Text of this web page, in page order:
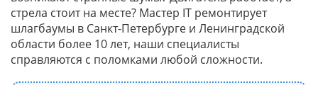
стрела стоит на месте? Мастер IT ремонтирует
шлагбаумы в Санкт-Петербурге и Ленинградской
области более 10 лет, наши специалисты
справляются с поломками любой сложности.